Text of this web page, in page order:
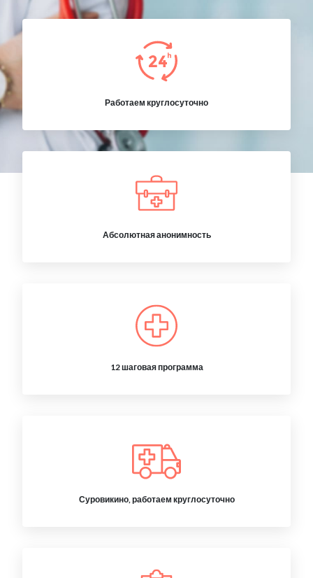
Работаем круглосуточно
Абсолютная анонимность
12 шаговая программа
Суровикино, работаем круглосуточно